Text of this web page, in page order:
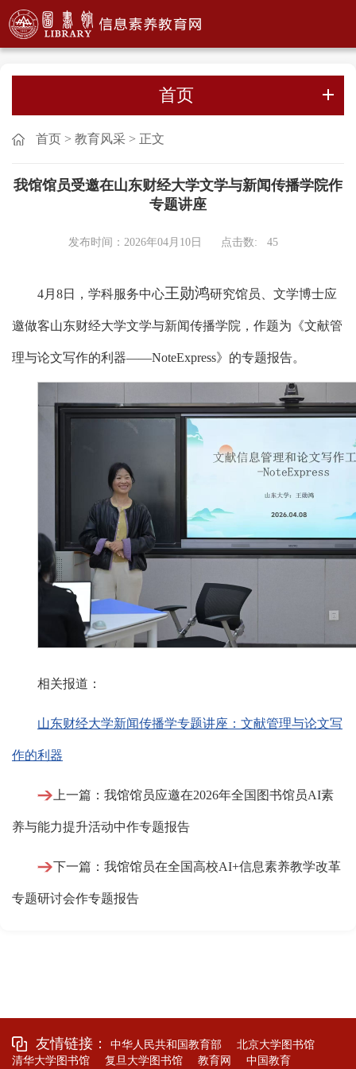
首页
首页 > 教育风采 > 正文
我馆馆员受邀在山东财经大学文学与新闻传播学院作
专题讲座
发布时间：2026年04月10日 点击数: 45
4月8日，学科服务中心王勋鸿研究馆员、文学博士应
邀做客山东财经大学文学与新闻传播学院，作题为《文献管
理与论文写作的利器——NoteExpress》的专题报告。
相关报道：
山东财经大学新闻传播学专题讲座：文献管理与论文写
作的利器
上一篇：我馆馆员应邀在2026年全国图书馆员AI素
养与能力提升活动中作专题报告
下一篇：我馆馆员在全国高校AI+信息素养教学改革
专题研讨会作专题报告
友情链接： 中华人民共和国教育部
北京大学图书馆
清华大学图书馆
复旦大学图书馆 教育网 中国教育